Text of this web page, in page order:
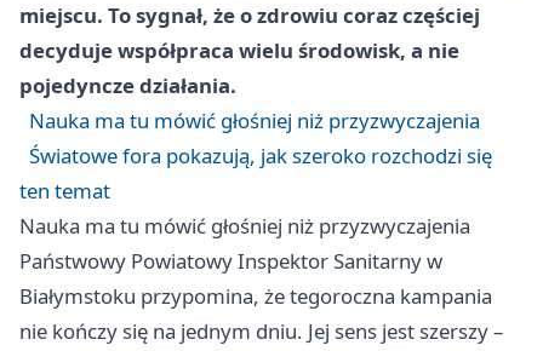
miejscu. To sygnał, że o zdrowiu coraz częściej
decyduje współpraca wielu środowisk, a nie
pojedyncze działania.
Nauka ma tu mówić głośniej niż przyzwyczajenia
Światowe fora pokazują, jak szeroko rozchodzi się
ten temat
Nauka ma tu mówić głośniej niż przyzwyczajenia
Państwowy Powiatowy Inspektor Sanitarny w
Białymstoku przypomina, że tegoroczna kampania
nie kończy się na jednym dniu. Jej sens jest szerszy –